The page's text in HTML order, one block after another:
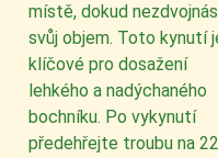
místě, dokud
svůj objem. Toto kynutí
klíčové pro dosažení
lehkého a nadýchaného
bochníku. Po vykynutí
předehřejte troubu na